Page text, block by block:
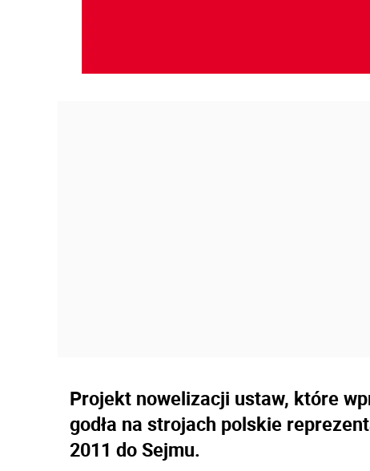
Projekt nowelizacji ustaw, które
godła na strojach polskie
2011 do Sejmu.